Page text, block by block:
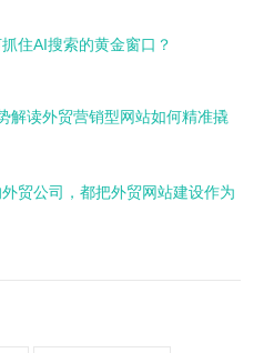
住AI搜索的黄金窗口？
解读外贸营销型网站如何精准撬
贸公司，都把外贸网站建设作为